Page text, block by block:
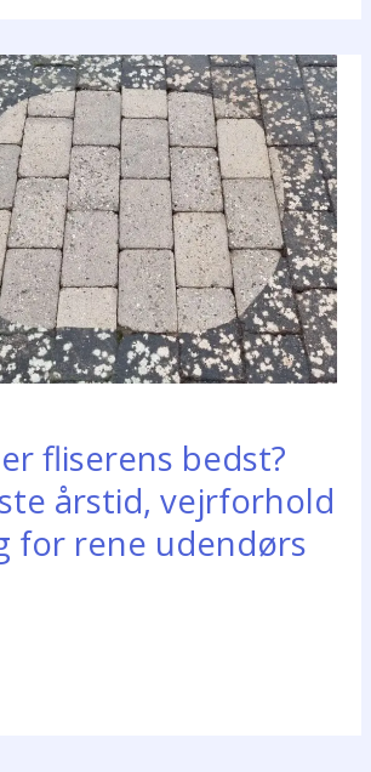
fliserens bedst?
årstid, vejrforhold
for rene udendørs